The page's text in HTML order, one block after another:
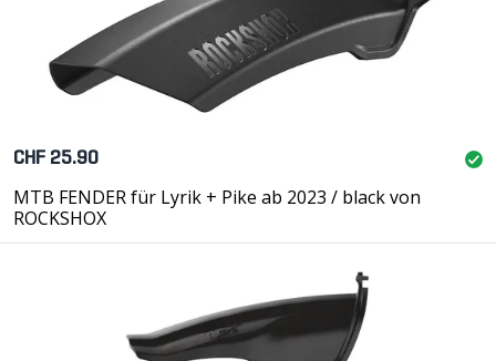
CHF 25.90
MTB FENDER für Lyrik + Pike ab 2023 / black von
ROCKSHOX